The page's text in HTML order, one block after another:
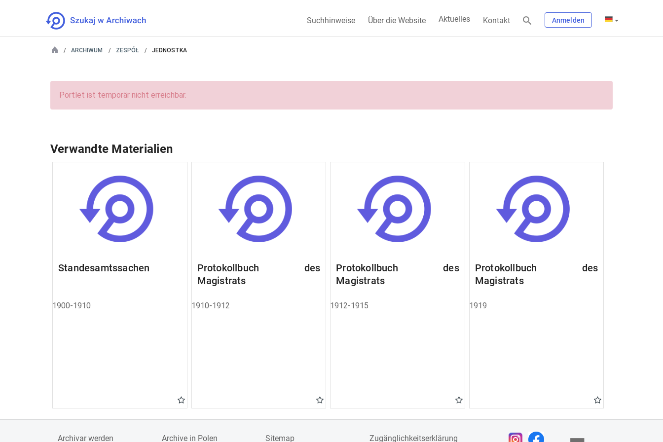
Suchhinweise Über die Website Aktuelles Kontakt Anmelden
ARCHIWUM ZESPÓŁ JEDNOSTKA
Portlet ist temporär nicht erreichbar.
Verwandte Materialien
Standesamtssachen
1900-1910
Protokollbuch des
Magistrats
1910-1912
Protokollbuch des
Magistrats
1912-1915
Protokollbuch des
Magistrats
1919
Archivar werden Archive in Polen Sitemap Zugänglichkeitserklärung